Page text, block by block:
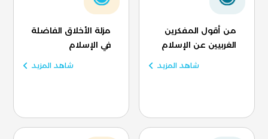
من أقول المفكرين
الغربيين عن الإسلام
شاهد المزيد
مزلة الأخلاق الفاضلة
في الإسلام
شاهد المزيد